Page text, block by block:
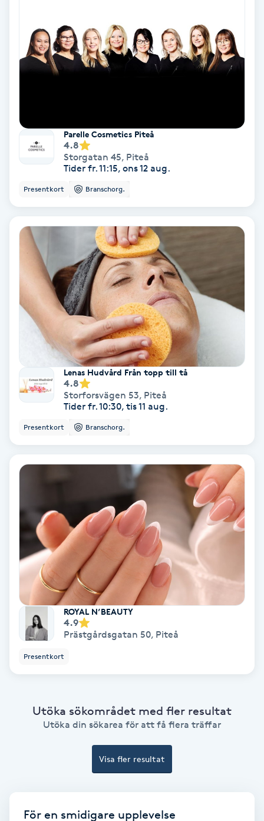
Cryoterapi
Dermapen
Diamantslipning
Extensions
Extensions borttagning
Eyeliner-tatuering
Face framing
Faceliftmassage
Fet hårbotten
Fettreducering
Fibromassage
Fillers
Fotmassage
Fotsvamp
Fotvård
Fransar
Fransborttagning
Fransfärgning
Fransförlängning Megavolym
Fransförlängning Volym
Parelle Cosmetics Piteå
4.8
Storgatan 45, Piteå
Tider fr. 11:15, ons 12 aug.
Presentkort Branschorg.
Lenas Hudvård Från topp till tå
4.8
Storforsvägen 53, Piteå
Tider fr. 10:30, tis 11 aug.
Presentkort Branschorg.
ROYAL N’BEAUTY
4.9
Prästgårdsgatan 50, Piteå
Presentkort
Utöka sökområdet med fler resultat
Utöka din sökarea för att få flera träffar
Visa fler resultat
För en smidigare upplevelse